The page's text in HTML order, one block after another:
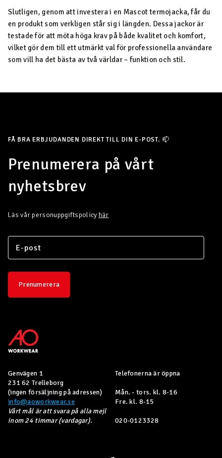
Slutligen, genom att investera i en Mascot termojacka, får du
en produkt som verkligen står sig i längden. Dessa jackor är
testade för att möta höga krav på både kvalitet och komfort,
vilket gör dem till ett utmärkt val för professionella användare
som vill ha det bästa av två världar – funktion och stil.
FÅ BRA ERBJUDANDEN DIREKT TILL DIN E-POST. 📫
Prenumerera på vårt
nyhetsbrev
Läs vår personuppgiftspolicy här
Prenumerera
Genvägen 1
231 62 Trelleborg
(ingen försäljning på adressen)
info@aoworkwear.se
Vårt mål är att svara på alla mejl
inom 24 timmar (vardagar).
Telefonerna är öppna
Mån. - tors. kl. 8-16
Fre. kl. 8-15
020-0123328